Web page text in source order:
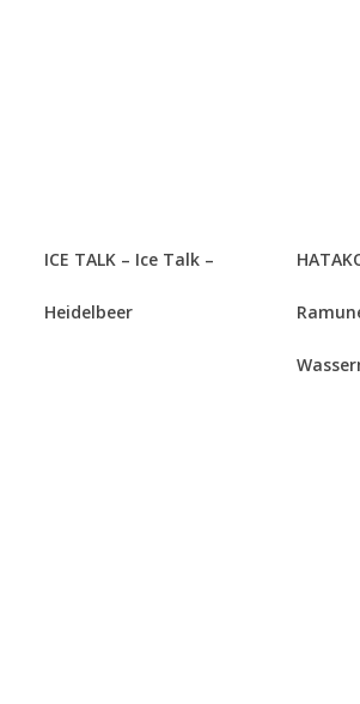
ICE TALK – Ice Talk –
Heidelbeer